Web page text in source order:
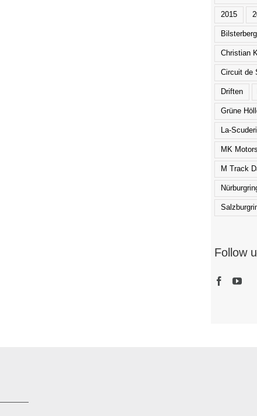
2015
Bilsterberg
Christian
Circuit de
Driften
Grüne
La-
MK
M Track
Follow